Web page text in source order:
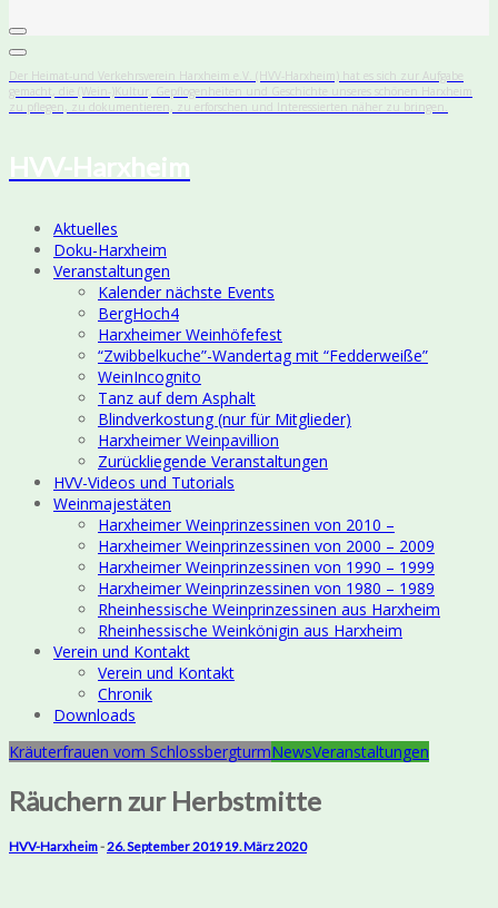
Der Heimat-und Verkehrsverein Harxheim e.V. (HVV-Harxheim) hat es sich zur Aufgabe
gemacht, die (Wein-)Kultur, Gepflogenheiten und Geschichte unseres schönen Harxheim
zu pflegen, zu dokumentieren, zu erforschen und Interessierten näher zu bringen.
HVV-Harxheim
Aktuelles
Doku-Harxheim
Veranstaltungen
Kalender nächste Events
BergHoch4
Harxheimer Weinhöfefest
“Zwibbelkuche”-Wandertag mit “Fedderweiße”
WeinIncognito
Tanz auf dem Asphalt
Blindverkostung (nur für Mitglieder)
Harxheimer Weinpavillion
Zurückliegende Veranstaltungen
HVV-Videos und Tutorials
Weinmajestäten
Harxheimer Weinprinzessinen von 2010 –
Harxheimer Weinprinzessinen von 2000 – 2009
Harxheimer Weinprinzessinen von 1990 – 1999
Harxheimer Weinprinzessinen von 1980 – 1989
Rheinhessische Weinprinzessinen aus Harxheim
Rheinhessische Weinkönigin aus Harxheim
Verein und Kontakt
Verein und Kontakt
Chronik
Downloads
Kräuterfrauen vom SchlossbergturmNewsVeranstaltungen
Räuchern zur Herbstmitte
HVV-Harxheim-26. September 201919. März 2020